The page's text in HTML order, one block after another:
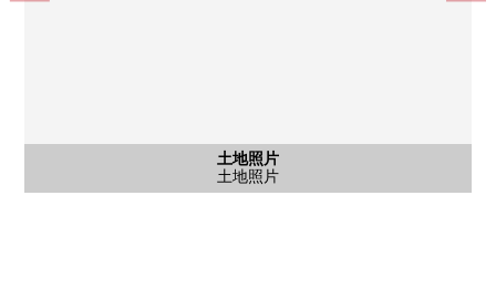
土地照片
土地照片
土地照片
土地照片
土地照片
土地照片
土地照片
土地照片
含有前面道路的外观
含有前面道路的外观
含有前面道路的外观
含有前面道路的外观